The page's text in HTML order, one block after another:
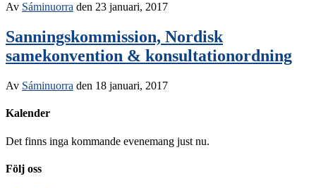
Av Sáminuorra den 23 januari, 2017
Sanningskommission, Nordisk
samekonvention & konsultationordning
Av Sáminuorra den 18 januari, 2017
Kalender
Det finns inga kommande evenemang just nu.
Följ oss